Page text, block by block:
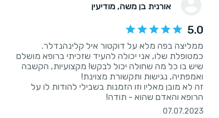
אורנית בן משה, מודיעין
5.0
כמטופלת שלו, אני יכולה להעיד שזכיתי ברופא מושלם
שיש בו כל מה שחולה יכול לבקש! מקצועיות, הקשבה
זה לא מובן מאליו וזו הזמנות בשבילי להודות לו על
הרופא והאדם שהוא - תודה!
07.07.2023